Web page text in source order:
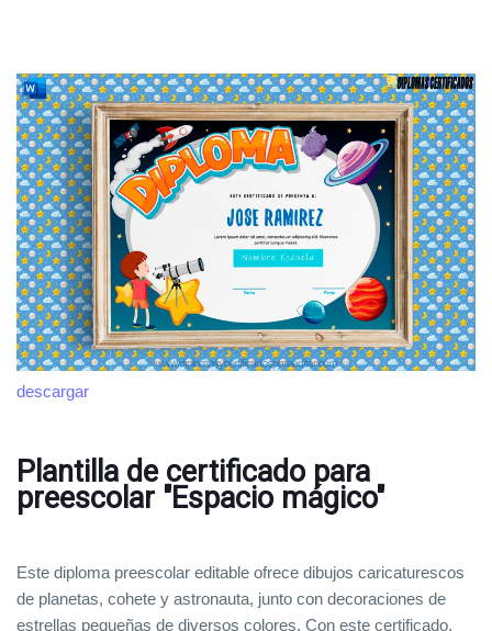
descargar
Plantilla de certificado para
preescolar "Espacio mágico"
Este diploma preescolar editable ofrece dibujos caricaturescos
de planetas, cohete y astronauta, junto con decoraciones de
estrellas pequeñas de diversos colores. Con este certificado,